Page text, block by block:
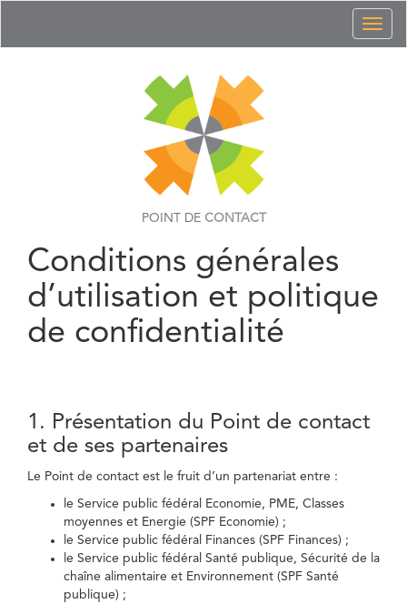
POINT DE CONTACT
Conditions générales
d’utilisation et politique
de confidentialité
1. Présentation du Point de contact
et de ses partenaires
Le Point de contact est le fruit d’un partenariat entre :
le Service public fédéral Economie, PME, Classes
moyennes et Energie (SPF Economie) ;
le Service public fédéral Finances (SPF Finances) ;
le Service public fédéral Santé publique, Sécurité de la
chaîne alimentaire et Environnement (SPF Santé
publique) ;